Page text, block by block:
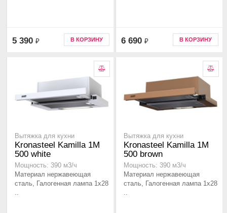
5 390 ₽ В КОРЗИНУ 6 690 ₽ В КОРЗИНУ
Вытяжка для кухни
Kronasteel Kamilla 1M
500 white
Мощность: 390 м3/ч
Материал нержавеющая
сталь, Галогенная лампа 1x28
..
Вытяжка для кухни
Kronasteel Kamilla 1M
500 brown
Мощность: 390 м3/ч
Материал нержавеющая
сталь, Галогенная лампа 1x28
..